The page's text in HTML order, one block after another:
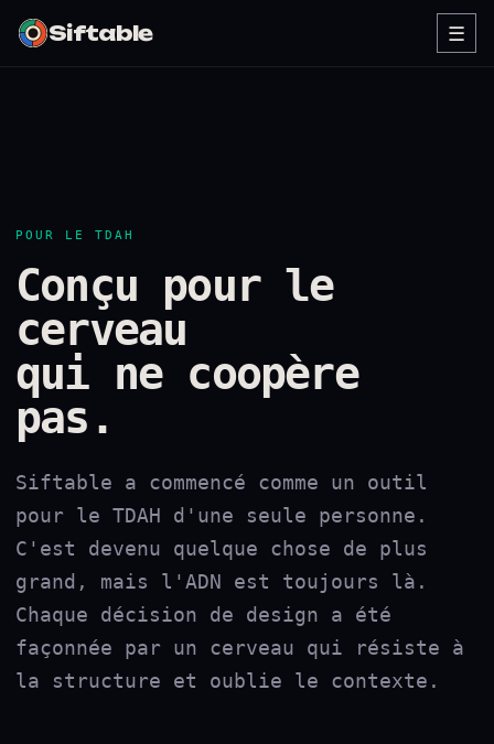
Siftable ☰
POUR LE TDAH
Conçu pour le
cerveau
qui ne coopère
pas.
Siftable a commencé comme un outil
pour le TDAH d'une seule personne.
C'est devenu quelque chose de plus
grand, mais l'ADN est toujours là.
Chaque décision de design a été
façonnée par un cerveau qui résiste à
la structure et oublie le contexte.